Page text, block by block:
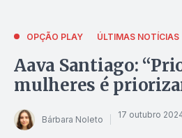
OPÇÃO PLAY ÚLTIMAS NOTÍCIAS
Aava Santiago:
mulheres é
Bárbara Noleto 17 outubro